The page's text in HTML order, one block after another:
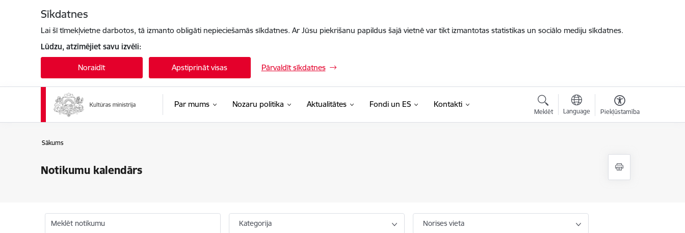
Sīkdatnes
Lai šī tīmekļvietne darbotos, tā izmanto obligāti nepieciešamās sīkdatnes. Ar Jūsu piekrišanu papildus šajā vietnē var tikt izmantotas statistikas un sociālo mediju sīkdatnes.
Lūdzu, atzīmējiet savu izvēli:
Noraidīt Apstiprināt visas Pārvaldīt sīkdatnes
Par mums Nozaru politika Aktualitātes Fondi un ES Kontakti
Meklēt Language Piekļūstamība
Sākums
Notikumu kalendārs
Meklēt notikumu Kategorija Norises vieta